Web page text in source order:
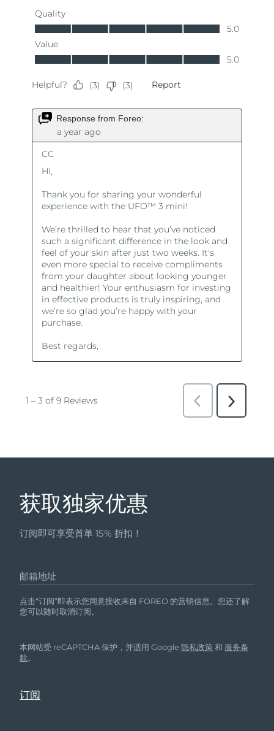
获取独家优惠
订阅即可享受首单 15% 折扣！
邮箱地址
点击“订阅”即表示您同意接收来自 FOREO 的营销信息。您还了解
您可以随时取消订阅。
本网站受 reCAPTCHA 保护，并适用 Google隐私政策 和 服务条
款。